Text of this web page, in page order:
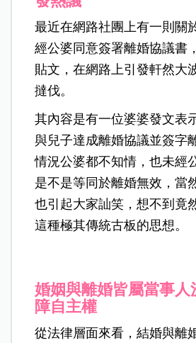
最近在網路社團上有一則關
經公婆同意簽署離婚協議書
貼文，在網路上引發軒然大
撻伐。
其內容是有一位婆婆發文表
與兒子達成離婚協議並簽字
情況公婆都不知情，也未經
是不是等同於離婚無效，當
也引起大家訕笑，想不到竟
這種極其傳統古板的思想。
婚姻與離婚皆屬當事人
障自主權
從法律層面來看，結婚與離